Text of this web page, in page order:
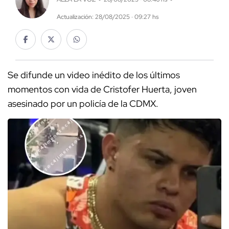
Actualización: 28/08/2025 · 09:27 hs
Se difunde un video inédito de los últimos
momentos con vida de Cristofer Huerta, joven
asesinado por un policía de la CDMX.